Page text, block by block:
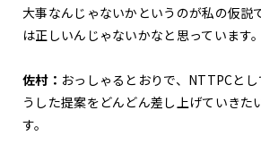
大事なんじゃないかというのが私の仮説
は正しいんじゃないかなと思っています。
佐村： おっしゃるとおりで、NTTPCと
うした提案をどんどん差し上げていきた
す。